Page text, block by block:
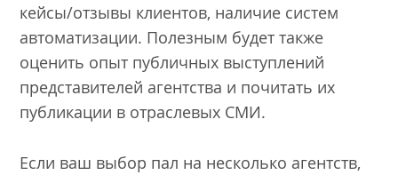
кейсы/отзывы клиентов, наличие систем
автоматизации. Полезным будет также
оценить опыт публичных выступлений
представителей агентства и почитать их
публикации в отраслевых СМИ.
Если ваш выбор пал на несколько агентств,